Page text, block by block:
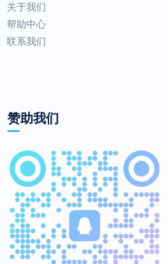
关于我们
帮助中心
联系我们
赞助我们